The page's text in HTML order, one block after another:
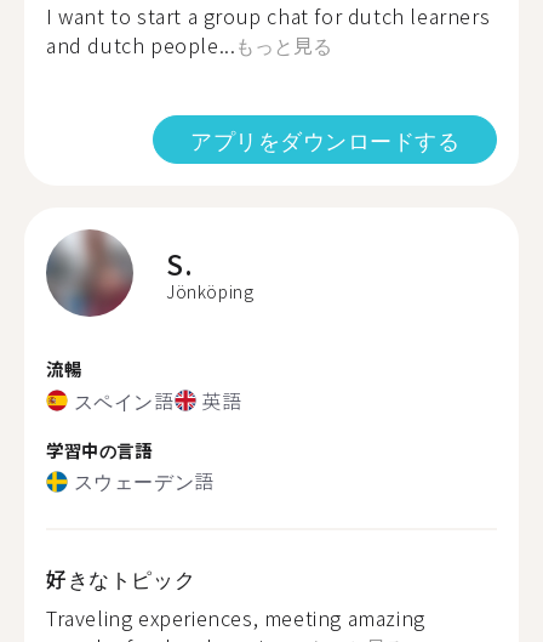
I want to start a group chat for dutch learners
and dutch people...もっと見る
アプリをダウンロードする
S.
Jönköping
流暢
スペイン語 英語
学習中の言語
スウェーデン語
好きなトピック
Traveling experiences, meeting amazing